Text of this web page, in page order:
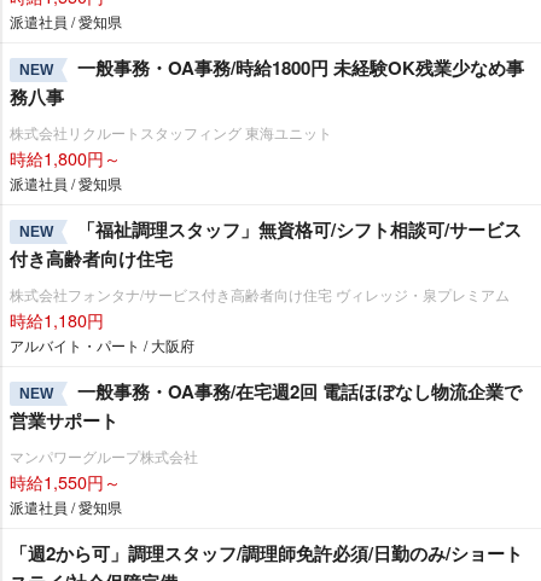
派遣社員 / 愛知県
NEW
一般事務・OA事務/時給1800円 未経験OK残業少なめ事
務八事
株式会社リクルートスタッフィング 東海ユニット
時給1,800円～
派遣社員 / 愛知県
NEW
「福祉調理スタッフ」無資格可/シフト相談可/サービス
付き高齢者向け住宅
株式会社フォンタナ/サービス付き高齢者向け住宅 ヴィレッジ・泉プレミアム
時給1,180円
アルバイト・パート / 大阪府
NEW
一般事務・OA事務/在宅週2回 電話ほぼなし物流企業で
営業サポート
マンパワーグループ株式会社
時給1,550円～
派遣社員 / 愛知県
「週2から可」調理スタッフ/調理師免許必須/日勤のみ/ショート